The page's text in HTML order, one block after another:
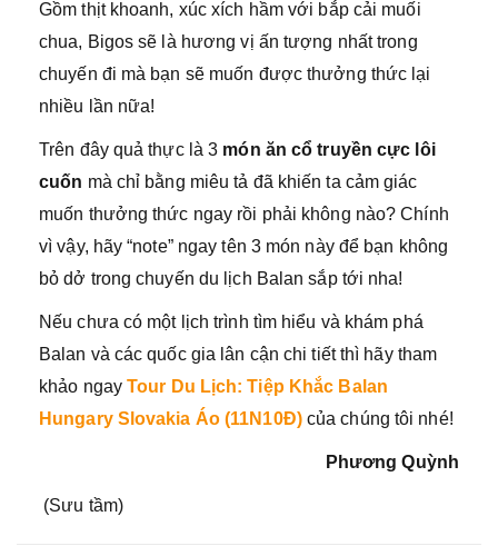
Gồm thịt khoanh, xúc xích hầm với bắp cải muối
chua, Bigos sẽ là hương vị ấn tượng nhất trong
chuyến đi mà bạn sẽ muốn được thưởng thức lại
nhiều lần nữa!
Trên đây quả thực là 3 món ăn cổ truyền cực lôi
cuốn mà chỉ bằng miêu tả đã khiến ta cảm giác
muốn thưởng thức ngay rồi phải không nào? Chính
vì vậy, hãy “note” ngay tên 3 món này để bạn không
bỏ dở trong chuyến du lịch Balan sắp tới nha!
Nếu chưa có một lịch trình tìm hiểu và khám phá
Balan và các quốc gia lân cận chi tiết thì hãy tham
khảo ngay Tour Du Lịch: Tiệp Khắc Balan
Hungary Slovakia Áo (11N10Đ) của chúng tôi nhé!
Phương Quỳnh
(Sưu tầm)